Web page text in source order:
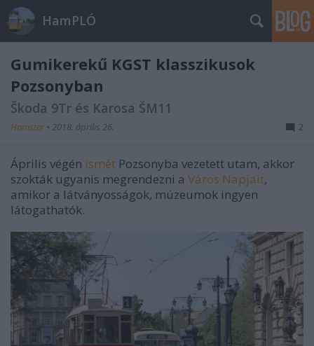
HamPLÓ
Gumikerekű KGST klasszikusok
Pozsonyban
Škoda 9Tr és Karosa ŠM11
Hamster • 2018. április 26. 2
Április végén ismét Pozsonyba vezetett utam, akkor
szokták ugyanis megrendezni a Város Napjait,
amikor a látványosságok, múzeumok ingyen
látogathatók.